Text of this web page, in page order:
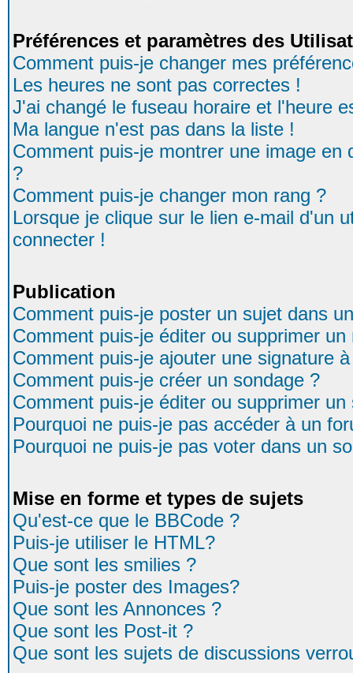
Préférences et paramètres des
Comment puis-je changer mes
Les heures ne sont pas correctes !
J'ai changé le fuseau horaire et l'heure
Ma langue n'est pas dans la liste !
Comment puis-je montrer une image
?
Comment puis-je changer mon rang ?
Lorsque je clique sur le lien e-mail d'un
connecter !
Publication
Comment puis-je poster un sujet dans
Comment puis-je éditer ou supprimer un
Comment puis-je ajouter une signature
Comment puis-je créer un sondage ?
Comment puis-je éditer ou supprimer un
Pourquoi ne puis-je pas accéder à un
Pourquoi ne puis-je pas voter dans un
Mise en forme et types de sujets
Qu'est-ce que le BBCode ?
Puis-je utiliser le HTML?
Que sont les smilies ?
Puis-je poster des Images?
Que sont les Annonces ?
Que sont les Post-it ?
Que sont les sujets de discussions